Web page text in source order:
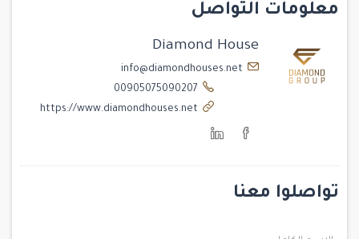
معلومات التواصل
Diamond House
info@diamondhouses.net
تواصلوا معنا